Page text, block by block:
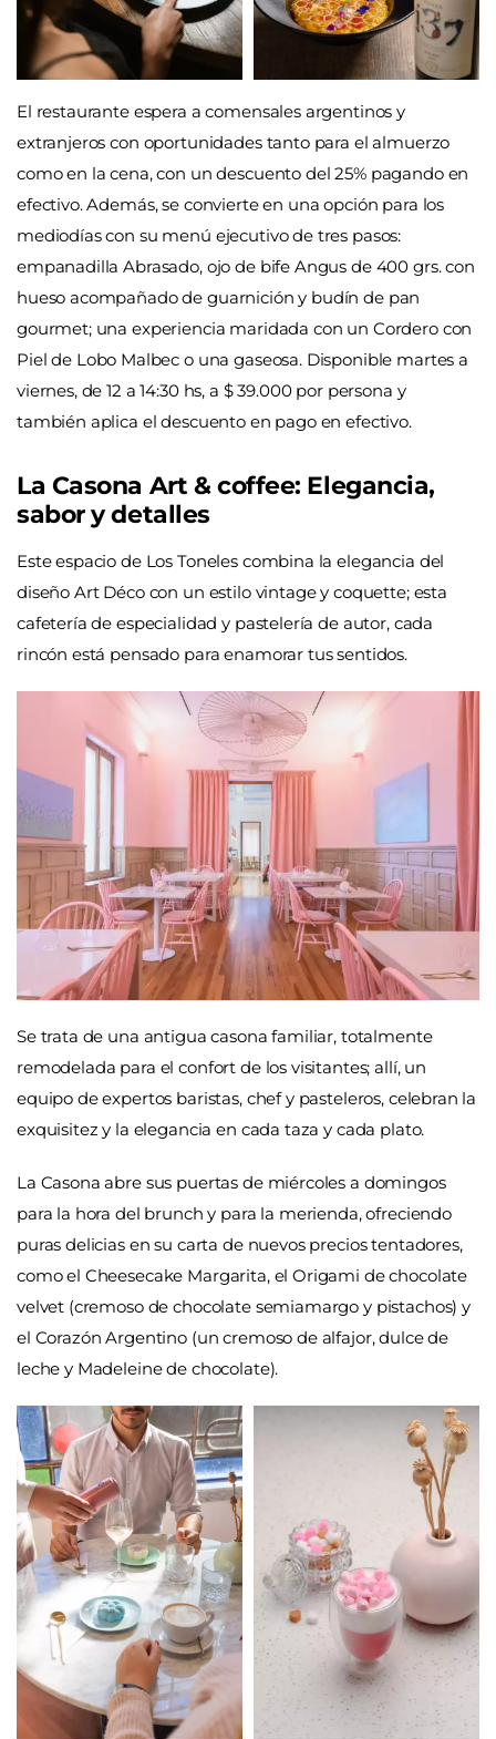
El restaurante espera a comensales argentinos y
extranjeros con oportunidades tanto para el almuerzo
como en la cena, con un descuento del 25% pagando en
efectivo. Además, se convierte en una opción para los
mediodías con su menú ejecutivo de tres pasos:
empanadilla Abrasado, ojo de bife Angus de 400 grs. con
hueso acompañado de guarnición y budín de pan
gourmet; una experiencia maridada con un Cordero con
Piel de Lobo Malbec o una gaseosa. Disponible martes a
viernes, de 12 a 14:30 hs, a $ 39.000 por persona y
también aplica el descuento en pago en efectivo.
La Casona Art & coffee: Elegancia,
sabor y detalles
Este espacio de Los Toneles combina la elegancia del
diseño Art Déco con un estilo vintage y coquette; esta
cafetería de especialidad y pastelería de autor, cada
rincón está pensado para enamorar tus sentidos.
Se trata de una antigua casona familiar, totalmente
remodelada para el confort de los visitantes; allí, un
equipo de expertos baristas, chef y pasteleros, celebran la
exquisitez y la elegancia en cada taza y cada plato.
La Casona abre sus puertas de miércoles a domingos
para la hora del brunch y para la merienda, ofreciendo
puras delicias en su carta de nuevos precios tentadores,
como el Cheesecake Margarita, el Origami de chocolate
velvet (cremoso de chocolate semiamargo y pistachos) y
el Corazón Argentino (un cremoso de alfajor, dulce de
leche y Madeleine de chocolate).